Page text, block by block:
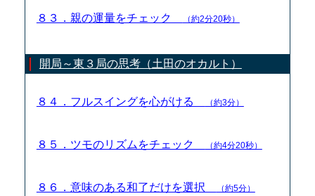
８３．親の運量をチェック （約2分20秒）
開局～東３局の思考（土田のオカルト）
８４．フルスイングを心がける （約3分）
８５．ツモのリズムをチェック （約4分20秒）
８６．意味のある和了だけを選択 （約5分）